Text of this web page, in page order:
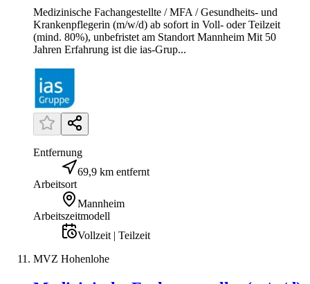
Medizinische Fachangestellte / MFA / Gesundheits- und
Krankenpflegerin (m/w/d) ab sofort in Voll- oder Teilzeit
(mind. 80%), unbefristet am Standort Mannheim Mit 50
Jahren Erfahrung ist die ias-Grup...
Entfernung
69,9 km entfernt
Arbeitsort
Mannheim
Arbeitszeitmodell
Vollzeit | Teilzeit
MVZ Hohenlohe